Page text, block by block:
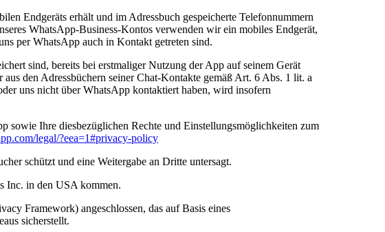
Endgeräts erhält und im Adressbuch gespeicherte Telefonnummern
WhatsApp-Business-Kontos verwenden wir ein mobiles Endgerät,
per WhatsApp auch in Kontakt getreten sind.
sind, bereits bei erstmaliger Nutzung der App auf seinem Gerät
den Adressbüchern seiner Chat-Kontakte gemäß Art. 6 Abs. 1 lit. a
uns nicht über WhatsApp kontaktiert haben, wird insofern
sowie Ihre diesbezüglichen Rechte und Einstellungsmöglichkeiten zum
/legal/?eea=1#privacy-policy
schützt und eine Weitergabe an Dritte untersagt.
Inc. in den USA kommen.
Framework) angeschlossen, das auf Basis eines
sicherstellt.